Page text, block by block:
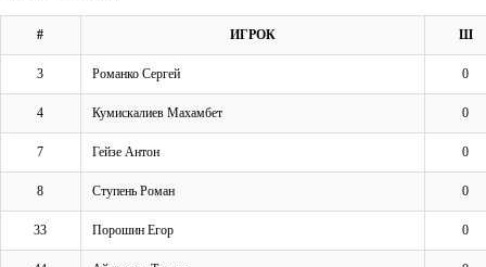
# ИГРОК Ш
3 Романко Сергей 0
4 Кумискалиев Махамбет 0
7 Гейзе Антон 0
8 Ступень Роман 0
33 Порошин Егор 0